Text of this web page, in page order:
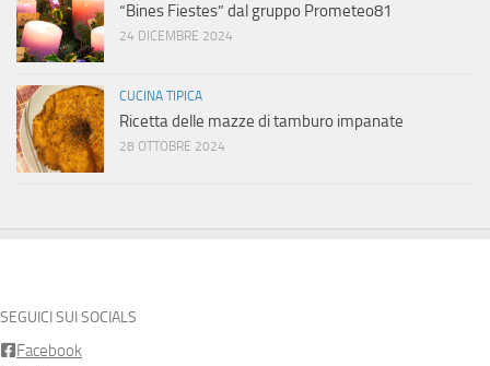
“Bines Fiestes” dal gruppo Prometeo81
24 DICEMBRE 2024
CUCINA TIPICA
Ricetta delle mazze di tamburo impanate
28 OTTOBRE 2024
SEGUICI SUI SOCIALS
Facebook